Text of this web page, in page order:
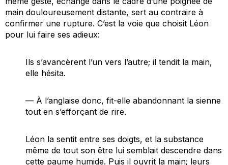
main douloureusement distante, sert au contraire à
confirmer une rupture. C’est la voie que choisit Léon
pour lui faire ses adieux:
Ils s’avancèrent l’un vers l’autre; il tendit la main,
elle hésita.
— À l’anglaise donc, fit-elle abandonnant la sienne
tout en s’efforçant de rire.
Léon la sentit entre ses doigts, et la substance
même de tout son être lui semblait descendre dans
cette paume humide. Puis il ouvrit la main; leurs